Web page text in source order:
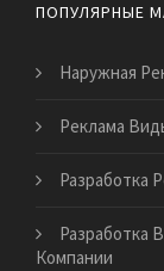
ПОПУЛЯРНЫЕ
Наружная
Реклама
Разработка
Разработка
Компании